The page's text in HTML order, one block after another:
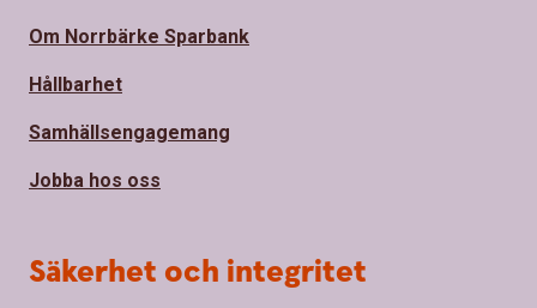
Om Norrbärke Sparbank
Hållbarhet
Samhällsengagemang
Jobba hos oss
Säkerhet och integritet